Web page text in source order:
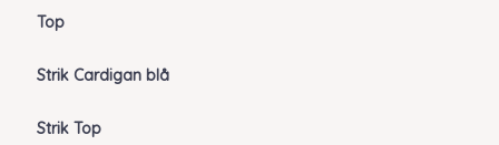
Top
Strik Cardigan blå
Strik Top